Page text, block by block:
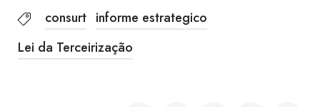
consurt informe estrategico
Lei da Terceirização